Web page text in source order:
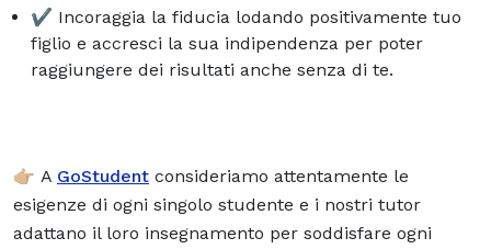
✔️ Incoraggia la fiducia lodando positivamente tuo
figlio e accresci la sua indipendenza per poter
raggiungere dei risultati anche senza di te.
👉🏼 A GoStudent consideriamo attentamente le
esigenze di ogni singolo studente e i nostri tutor
adattano il loro insegnamento per soddisfare ogni